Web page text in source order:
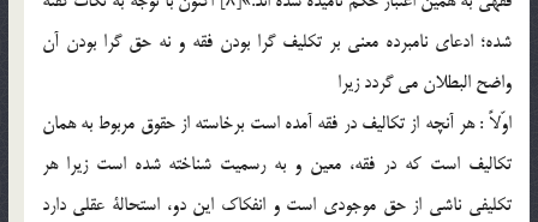
شده؛ ادعاي نامبرده معني بر تكليف گرا بودن فقه و نه حق گرا بودن آن
واضح البطلان مي گردد زيرا
اوّلاً : هر آنچه از تكاليف در فقه آمده است برخاسته از حقوق مربوط به همان
تكاليف است كه در فقه، معين و به رسميت شناخته شده است زيرا هر
تكليفي ناشي از حق موجودي است و انفكاك اين دو، استحالة عقلي دارد